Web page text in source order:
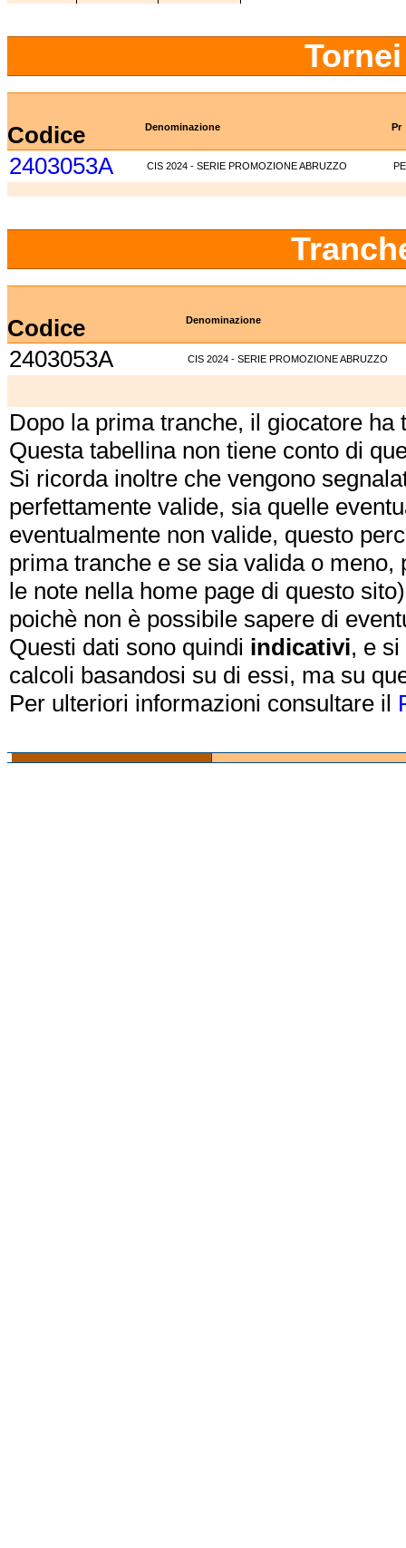
Codice Denominazione Pr
2403053A CIS 2024 - SERIE PROMOZIONE ABRUZZO PE
Codice Denominazione
2403053A CIS 2024 - SERIE PROMOZIONE ABRUZZO
Dopo la prima tranche, il giocatore
Questa tabellina non tiene conto di
Si ricorda inoltre che vengono
perfettamente valide, sia quelle
eventualmente non valide, questo
prima tranche e se sia valida o
le note nella home page di questo
poichè non è possibile sapere di
Questi dati sono quindi indicativi, e
calcoli basandosi su di essi, ma su
Per ulteriori informazioni consultare il